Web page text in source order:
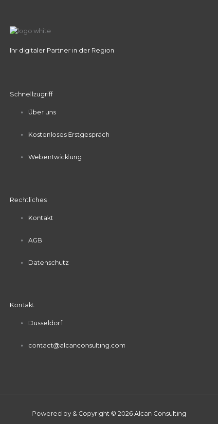
Ihr digitaler Partner in der Region
Schnellzugriff
Über uns
Kostenloses Erstgespräch
Webentwicklung
Rechtliches
Kontakt
AGB
Datenschutz
Kontakt
Düsseldorf
contact@alcanconsulting.com
Powered by & Copyright © 2026 Alcan Consulting